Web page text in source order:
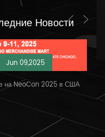
Новости
Jun 09,2025
на NeoCon 2025 в США